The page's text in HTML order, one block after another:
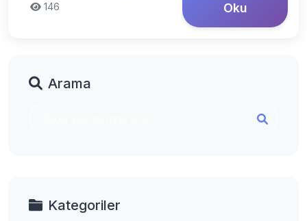
146
Oku
Arama
Kategoriler